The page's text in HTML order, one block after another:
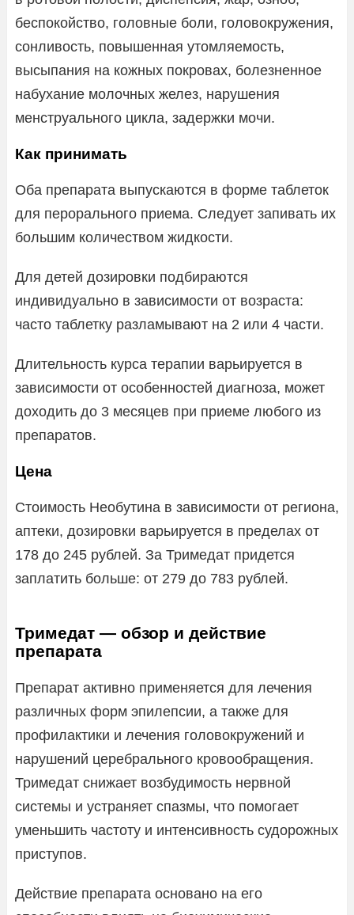
беспокойство, головные боли, головокружения,
сонливость, повышенная утомляемость,
высыпания на кожных покровах, болезненное
набухание молочных желез, нарушения
менструального цикла, задержки мочи.
Как принимать
Оба препарата выпускаются в форме таблеток
для перорального приема. Следует запивать их
большим количеством жидкости.
Для детей дозировки подбираются
индивидуально в зависимости от возраста:
часто таблетку разламывают на 2 или 4 части.
Длительность курса терапии варьируется в
зависимости от особенностей диагноза, может
доходить до 3 месяцев при приеме любого из
препаратов.
Цена
Стоимость Необутина в зависимости от региона,
аптеки, дозировки варьируется в пределах от
178 до 245 рублей. За Тримедат придется
заплатить больше: от 279 до 783 рублей.
Тримедат — обзор и действие
препарата
Препарат активно применяется для лечения
различных форм эпилепсии, а также для
профилактики и лечения головокружений и
нарушений церебрального кровообращения.
Тримедат снижает возбудимость нервной
системы и устраняет спазмы, что помогает
уменьшить частоту и интенсивность судорожных
приступов.
Действие препарата основано на его